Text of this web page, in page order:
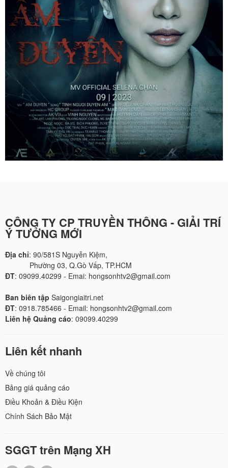
CÔNG TY CP TRUYỀN THÔNG - GIẢI TRÍ
Ý TƯỞNG MỚI
Địa chỉ: 90/581S Nguyễn Kiệm,
Phường 03, Q.Gò Vấp, TP.HCM
ĐT: 09099.40299 - Emai: hongsonhtv2@gmail.com
Ban biên tập Saigongiaitri.net
ĐT: 0918.785466 - Email: hongsonhtv2@gmail.com
Liên hệ Quảng cáo: 09099.40299
Liên kết nhanh
Về chúng tôi
Bảng giá quảng cáo
Điều Khoản & Điều Kiện
Chính Sách Bảo Mật
SGGT trên Mạng XH